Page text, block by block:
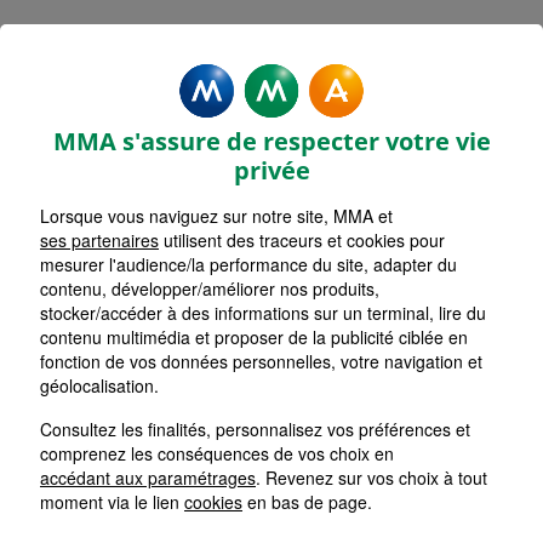
LES HALLES
Accueil
Assurance Nouvelle-Aquitaine
Assurance Angoulême (16000)
MMA s'assure de respecter votre vie
privée
Lorsque vous naviguez sur notre site, MMA et
ses partenaires utilisent des traceurs et cookies pour
mesurer l'audience/la performance du site, adapter du
contenu, développer/améliorer nos produits,
stocker/accéder à des informations sur un terminal, lire du
contenu multimédia et proposer de la publicité ciblée en
fonction de vos données personnelles, votre navigation et
géolocalisation.
Consultez les finalités, personnalisez vos préférences et
comprenez les conséquences de vos choix en
accédant aux paramétrages. Revenez sur vos choix à tout
moment via le lien cookies en bas de page.